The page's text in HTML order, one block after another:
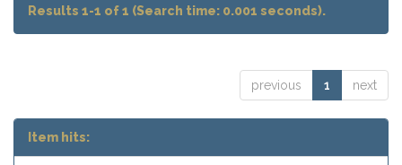
Results 1-1 of 1 (Search time: 0.001 seconds).
previous 1 next
Item hits: